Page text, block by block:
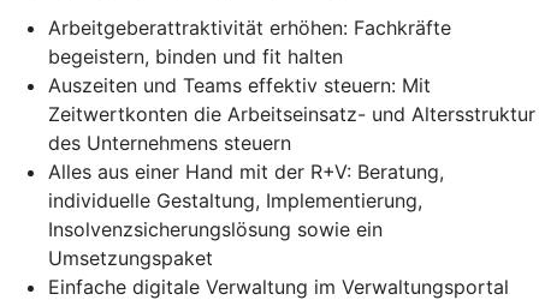
Arbeitgeberattraktivität erhöhen: Fachkräfte
begeistern, binden und fit halten
Auszeiten und Teams effektiv steuern: Mit
Zeitwertkonten die Arbeitseinsatz- und Altersstruktur
des Unternehmens steuern
Alles aus einer Hand mit der R+V: Beratung,
individuelle Gestaltung, Implementierung,
Insolvenzsicherungslösung sowie ein
Umsetzungspaket
Einfache digitale Verwaltung im Verwaltungsportal